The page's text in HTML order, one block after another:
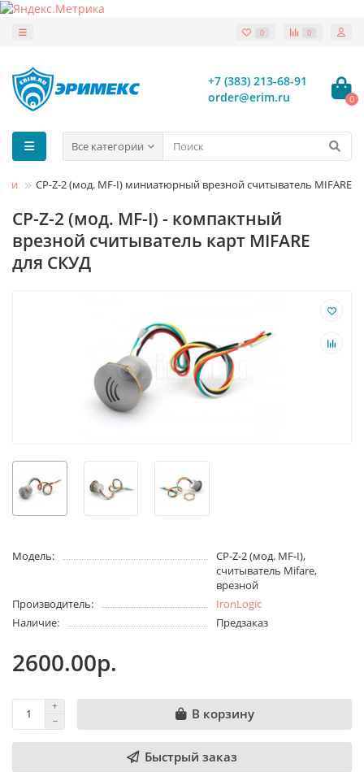
0 0
+7 (383) 213-68-91
order@erim.ru
0
Все категории
CP-Z-2 (мод. MF-I) миниатюрный врезной считыватель MIFARE
CP-Z-2 (мод. MF-I) - компактный
врезной считыватель карт MIFARE
для СКУД
Модель:
CP-Z-2 (мод. MF-I),
считыватель Mifare,
врезной
Производитель:
IronLogic
Наличие:
Предзаказ
2600.00р.
В корзину
Быстрый заказ